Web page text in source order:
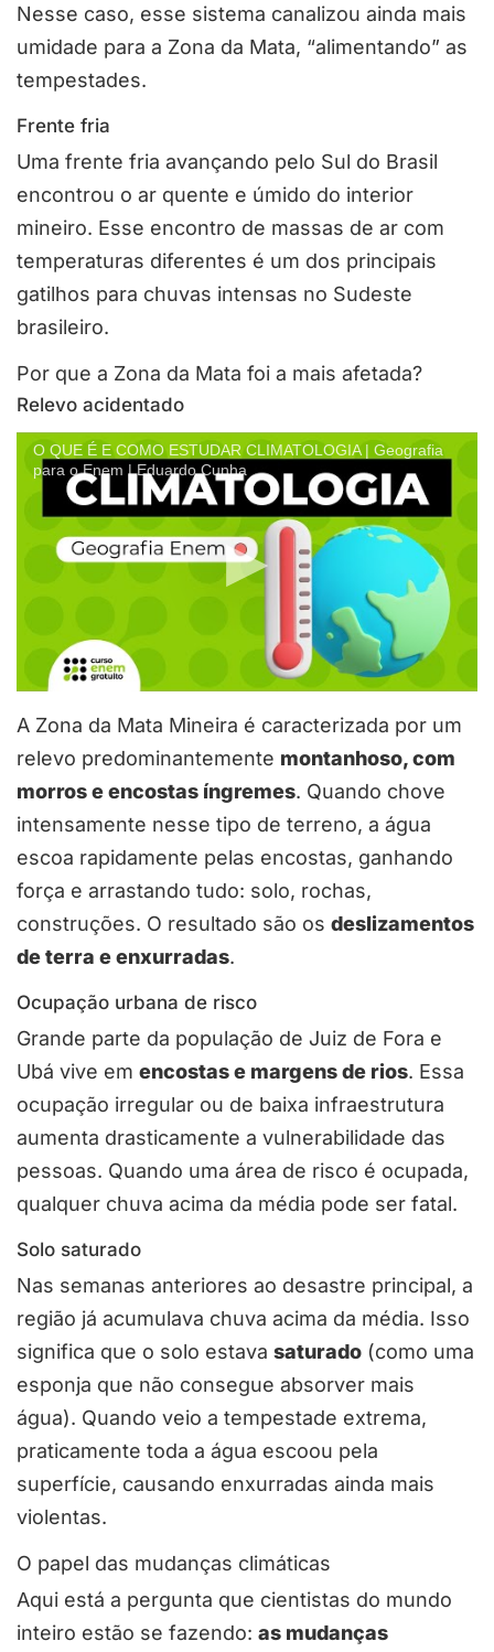
Nesse caso, esse sistema canalizou ainda mais
umidade para a Zona da Mata, “alimentando” as
tempestades.
Frente fria
Uma frente fria avançando pelo Sul do Brasil
encontrou o ar quente e úmido do interior
mineiro. Esse encontro de massas de ar com
temperaturas diferentes é um dos principais
gatilhos para chuvas intensas no Sudeste
brasileiro.
Por que a Zona da Mata foi a mais afetada?
Relevo acidentado
O QUE É E COMO ESTUDAR CLIMATOLOGIA | Geografia
para o Enem | Eduardo Cunha
A Zona da Mata Mineira é caracterizada por um
relevo predominantemente montanhoso, com
morros e encostas íngremes. Quando chove
intensamente nesse tipo de terreno, a água
escoa rapidamente pelas encostas, ganhando
força e arrastando tudo: solo, rochas,
construções. O resultado são os deslizamentos
de terra e enxurradas.
Ocupação urbana de risco
Grande parte da população de Juiz de Fora e
Ubá vive em encostas e margens de rios. Essa
ocupação irregular ou de baixa infraestrutura
aumenta drasticamente a vulnerabilidade das
pessoas. Quando uma área de risco é ocupada,
qualquer chuva acima da média pode ser fatal.
Solo saturado
Nas semanas anteriores ao desastre principal, a
região já acumulava chuva acima da média. Isso
significa que o solo estava saturado (como uma
esponja que não consegue absorver mais
água). Quando veio a tempestade extrema,
praticamente toda a água escoou pela
superfície, causando enxurradas ainda mais
violentas.
O papel das mudanças climáticas
Aqui está a pergunta que cientistas do mundo
inteiro estão se fazendo: as mudanças